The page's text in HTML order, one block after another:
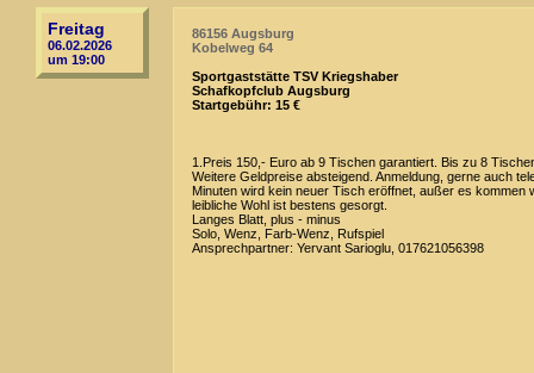
Freitag
06.02.2026
um 19:00
86156 Augsburg
Kobelweg 64
Sportgaststätte TSV Kriegshaber
Schafkopfclub Augsburg
Startgebühr: 15 €
1.Preis 150,- Euro ab 9 Tischen garantiert. Bis zu 8
Weitere Geldpreise absteigend. Anmeldung, gerne auch
Minuten wird kein neuer Tisch eröffnet, außer es kommen
leibliche Wohl ist bestens gesorgt.
Langes Blatt, plus - minus
Solo, Wenz, Farb-Wenz, Rufspiel
Ansprechpartner: Yervant Sarioglu, 017621056398